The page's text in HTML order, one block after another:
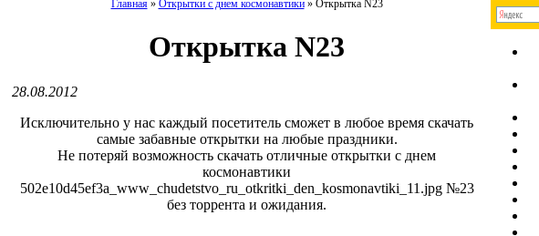
Главная» Открытки с днем космонавтики» Открытка N23
Открытка N23
28.08.2012
Исключительно у нас каждый посетитель сможет в любое время скачать
самые забавные открытки на любые праздники.
Не потеряй возможность скачать отличные открытки с днем
космонавтики
502e10d45ef3a_www_chudetstvo_ru_otkritki_den_kosmonavtiki_11.jpg №23
без торрента и ожидания.